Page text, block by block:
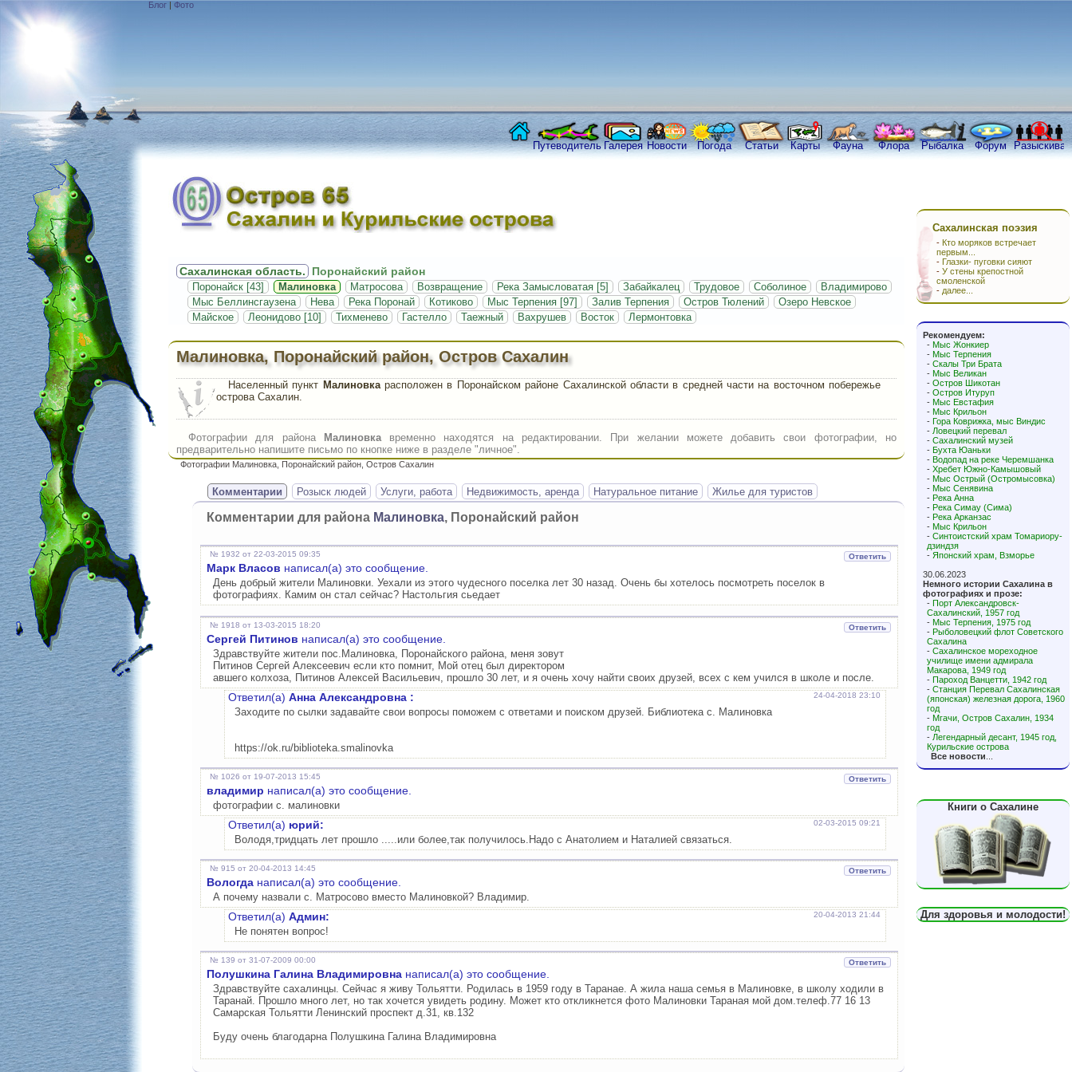
Блог | Фото
Путеводитель Галерея Новости Погода Статьи Карты Фауна Флора Рыбалка Форум
Сахалинская область. Поронайский район
Поронайск [43] Малиновка Матросова Возвращение Река Замысловатая [5] Забайкалец Трудовое Соболиное
Владимирово
Мыс Беллинсгаузена
Нева Река Поронай Котиково Мыс Терпения [97] Залив Терпения Остров Тюлений
Озеро Невское
Майское
Леонидово [10] Тихменево Гастелло Таежный Вахрушев Восток Лермонтовка
Малиновка, Поронайский район, Остров Сахалин
Населенный пункт Малиновкарасположен в Поронайском районе Сахалинской области в средней части на восточном побережье
острова Сахалин.
Фотографии для района Малиновкавременно находятся на редактировании. При желании можете добавить свои фотографии, но
предварительно напишите письмо по кнопке ниже в разделе "личное".
Фотографии Малиновка, Поронайский район, Остров Сахалин
Комментарии Розыск людей Услуги, работа Недвижимость, аренда Натуральное питание Жилье для туристов
Комментарии для района Малиновка, Поронайский район
№ 1932 от 22-03-2015 09:35 Ответить
Марк Власов написал(а) это сообщение.
День добрый жители Малиновки. Уехали из этого чудесного поселка лет 30 назад. Очень бы хотелось посмотреть поселок в
фотографиях. Камим он стал сейчас? Настольгия сьедает
№ 1918 от 13-03-2015 18:20 Ответить
Сергей Питинов написал(а) это сообщение.
Здравствуйте жители пос.Малиновка, Поронайского района, меня зовут
Питинов Сергей Алексеевич если кто помнит, Мой отец был директором
авшего колхоза, Питинов Алексей Васильевич, прошло 30 лет, и я очень хочу найти своих друзей, всех с кем учился в школе и после.
Ответил(а) Анна Александровна : 24-04-2018 23:10
Заходите по сылки задавайте свои вопросы поможем с ответами и поиском друзей. Библиотека с. Малиновка
https://ok.ru/biblioteka.smalinovka
№ 1026 от 19-07-2013 15:45 Ответить
владимир написал(а) это сообщение.
фотографии с. малиновки
Ответил(а) юрий: 02-03-2015 09:21
Володя,тридцать лет прошло .....или более,так получилось.Надо с Анатолием и Наталией связаться.
№ 915 от 20-04-2013 14:45 Ответить
Вологда написал(а) это сообщение.
А почему назвали с. Матросово вместо Малиновкой? Владимир.
Ответил(а) Админ: 20-04-2013 21:44
Не понятен вопрос!
№ 139 от 31-07-2009 00:00 Ответить
Полушкина Галина Владимировна написал(а) это сообщение.
Здравствуйте сахалинцы. Сейчас я живу Тольятти. Родилась в 1959 году в Таранае. А жила наша семья в Малиновке, в школу ходили в
Таранай. Прошло много лет, но так хочется увидеть родину. Может кто откликнется фото Малиновки Тараная мой дом.телеф.77 16 13
Самарская Тольятти Ленинский проспект д.31, кв.132
Буду очень благодарна Полушкина Галина Владимировна
Сахалинская поэзия
- Кто моряков встречает
первым...
- Глазки- пуговки сияют
- У стены крепостной
смоленской
- далее...
Рекомендуем:
- Мыс Жонкиер
- Мыс Терпения
- Скалы Три Брата
- Мыс Великан
- Остров Шикотан
- Остров Итуруп
- Мыс Евстафия
- Мыс Крильон
- Гора Коврижка, мыс Виндис
- Ловецкий перевал
- Сахалинский музей
- Бухта Юаньки
- Водопад на реке Черемшанка
- Хребет Южно-Камышовый
- Мыс Острый (Остромысовка)
- Мыс Сенявина
- Река Анна
- Река Симау (Сима)
- Река Арканзас
- Мыс Крильон
- Синтоистский храм Томариору-
дзиндзя
- Японский храм, Взморье
30.06.2023
Немного истории Сахалина в
фотографиях и прозе:
- Порт Александровск-
Сахалинский, 1957 год
- Мыс Терпения, 1975 год
- Рыболовецкий флот Советского
Сахалина
- Сахалинское мореходное
училище имени адмирала
Макарова, 1949 год
- Пароход Ванцетти, 1942 год
- Станция Перевал Сахалинская
(японская) железная дорога, 1960
год
- Мгачи, Остров Сахалин, 1934
год
- Легендарный десант, 1945 год,
Курильские острова
Все новости
Книги о Сахалине
Для здоровья и молодости!